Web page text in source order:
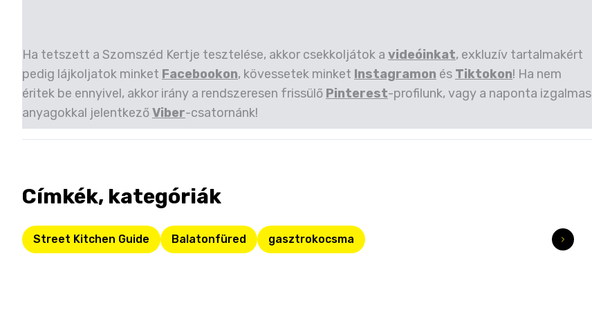
Ha tetszett a Szomszéd Kertje tesztelése, akkor csekkoljátok a videóinkat, exkluzív tartalmakért
pedig lájkoljatok minket Facebookon, kövessetek minket Instagramon és Tiktokon! Ha nem
éritek be ennyivel, akkor irány a rendszeresen frissülő Pinterest-profilunk, vagy a naponta izgalmas
anyagokkal jelentkezőViber-csatornánk!
Címkék, kategóriák
Street Kitchen Guide Balatonfüred gasztrokocsma